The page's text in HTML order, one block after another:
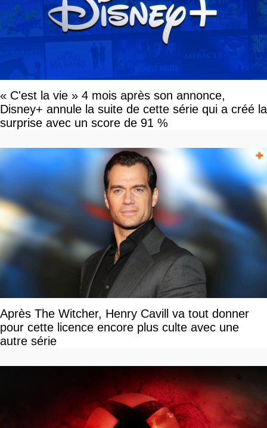
« C'est la vie » 4 mois après son annonce,
Disney+ annule la suite de cette série qui a créé la
surprise avec un score de 91 %
Après The Witcher, Henry Cavill va tout donner
pour cette licence encore plus culte avec une
autre série